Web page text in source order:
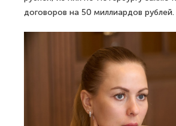
договоров на 50 миллиардов рублей.